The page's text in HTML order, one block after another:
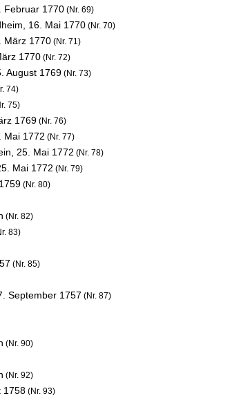
Februar 1770 (Nr. 69)
16. Mai 1770 (Nr. 70)
März 1770 (Nr. 71)
1770 (Nr. 72)
August 1769 (Nr. 73)
74)
75)
1769 (Nr. 76)
Mai 1772 (Nr. 77)
25. Mai 1772 (Nr. 78)
Mai 1772 (Nr. 79)
(Nr. 80)
(Nr. 82)
83)
(Nr. 85)
September 1757 (Nr. 87)
(Nr. 90)
(Nr. 92)
1758 (Nr. 93)